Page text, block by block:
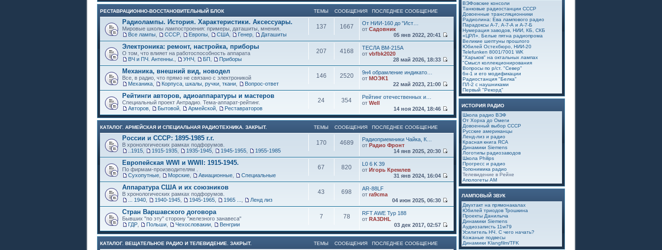
РЕСТАВРАЦИОННО-ВОССТАНОВИТЕЛЬНЫЙ БЛОК ТЕМЫ СООБЩЕНИЯ ПОСЛЕДНЕЕ СООБЩЕНИЕ
Радиолампы. История. Характеристики. Аксессуары.
Мировые школы лампостроения: примеры, даташиты, мнения.
Все лампы
СССР Европы США Генер Даташиты
137 1667
От НИИ-160 до "Ист…
от Садовник
05 янв 2022, 20:41
Электроника: ремонт, настройка, приборы
О том, что влияет на работоспособность аппарата
ВЧ и ПЧ. Антенны.
УНЧ БП Приборы
207 4168
ТЕСЛА ВМ-215А
от vbfbk2020
28 май 2026, 18:33
Механика, внешний вид, новодел
Все, в радио, что прямо не связано с электроникой
Механика
Корпуса, шкалы, ручки, ткани Вопрос-ответ
146 2520
9н4 обрамление индикато…
от МОЭК1
22 май 2023, 21:00
Рейтинги авторов, адиоаппаратуры и мастеров
Специальный проект Антрадио. Тема-аппарат-рейтинг.
Авторов
Бытовой Армейской Реставраторов
24 354
Рейтинг отечественных и…
от Well
14 ноя 2024, 18:46
КАТАЛОГ. АРМЕЙСКАЯ И СПЕЦИАЛЬНАЯ РАДИОТЕХНИКА. ЗАКРЫТ. ТЕМЫ СООБЩЕНИЯ ПОСЛЕДНЕЕ СООБЩЕНИЕ
России и СССР: 1895-1985 г.г.
В хронологических рамках подфорумов.
..1915
1915-1935 1935-1945 1945-1955 1955-1985
170 4689
Радиоприемники Чайка, К…
от Радио Фронт
14 янв 2025, 20:30
Европейская WWI и WWII: 1915-1945.
По фирмам-производителям .
Сухопутные
Морские Авиационные Специальные
67 820
L0 6 K 39
от Игорь Кремлев
31 янв 2024, 16:04
Аппаратура США и их союзников
В хронологических рамках подфорумов.
... 1940
1940-1945 1945-1965 1965 ... Ленд лиз
43 698
AR-88LF
от ra9cma
04 июн 2025, 06:30
Стран Варшавского договора
Бывших "по эту" сторону "железного занавеса"
ГДР
Польши Чехословакии Венгрии
7 78
RFT AWE Typ 188
от RA3DHL
03 дек 2017, 02:57
КАТАЛОГ. ВЕЩАТЕЛЬНОЕ РАДИО И ТЕЛЕВИДЕНИЕ. ЗАКРЫТ. ТЕМЫ СООБЩЕНИЯ ПОСЛЕДНЕЕ СООБЩЕНИЕ
ВЭФовские консоли
Танковые радиостанции СССР
Довоенные трансляционники
Радиолина: Ева лампового радио
Парадоксы А-7, А-7-А и А-7-Б
Нумерация заводов, НИИ, КБ, СКБ
«ЦРЛ». Белые пятна радиопрома
Великие шептуны прошлого
Юбилей Остехбюро, НИИ-20
Telefunken 8001/7001 WK
"Харьков" на октальных лампах
"Смысл коллекционирования
Вопросы по р/ст. "Север"
6н-1 и его модификации
Радиостанция "Белка"
ПЛ-2 с наушниками
Первый "Рекорд"
ИСТОРИЯ РАДИО
Школа радио ВЭФ
От Хорха до Омеги
Довоенный выбор СССР
Русские американцы
Ленд-лиз и радио
Красная книга RCA
Динамики Siemens
Логотипы радиозаводов
Школа Philips
Прогресс и радио
Топонимика радио
Телевидение в Рейхе
Апологеты АМ
ЛАМПОВЫЙ ЗВУК
Двухтакт на прямонакалах
Юбилей триодов Трошкина
Проекты Данилыча
Динамики Siemens
Аудиозаписть 11w79
Усилитель НЧ. С чего начать?
Кожаные подвесы
Динамики Klangfilm/TFK